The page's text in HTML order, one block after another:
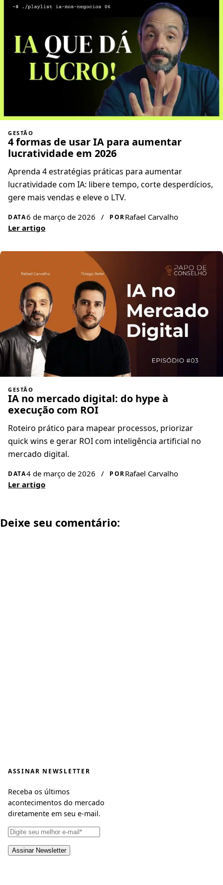
GESTÃO
4 formas de usar IA para aumentar
lucratividade em 2026
Aprenda 4 estratégias práticas para aumentar
lucratividade com IA: libere tempo, corte desperdícios,
gere mais vendas e eleve o LTV.
DATA6 de março de 2026 / PORRafael Carvalho
Ler artigo
GESTÃO
IA no mercado digital: do hype à
execução com ROI
Roteiro prático para mapear processos, priorizar
quick wins e gerar ROI com inteligência artificial no
mercado digital.
DATA4 de março de 2026 / PORRafael Carvalho
Ler artigo
Deixe seu comentário:
ASSINAR NEWSLETTER
Receba os últimos
acontecimentos do mercado
diretamente em seu e-mail.